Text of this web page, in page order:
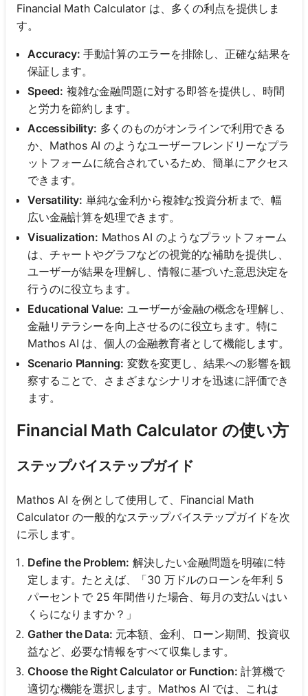
Financial Math Calculator は、多くの利点を提供しま
す。
Accuracy: 手動計算のエラーを排除し、正確な結果を
保証します。
Speed: 複雑な金融問題に対する即答を提供し、時間
と労力を節約します。
Accessibility: 多くのものがオンラインで利用できる
か、Mathos AI のようなユーザーフレンドリーなプラ
ットフォームに統合されているため、簡単にアクセス
できます。
Versatility: 単純な金利から複雑な投資分析まで、幅
広い金融計算を処理できます。
Visualization: Mathos AI のようなプラットフォーム
は、チャートやグラフなどの視覚的な補助を提供し、
ユーザーが結果を理解し、情報に基づいた意思決定を
行うのに役立ちます。
Educational Value: ユーザーが金融の概念を理解し、
金融リテラシーを向上させるのに役立ちます。特に
Mathos AI は、個人の金融教育者として機能します。
Scenario Planning: 変数を変更し、結果への影響を観
察することで、さまざまなシナリオを迅速に評価でき
ます。
Financial Math Calculator の使い方
ステップバイステップガイド
Mathos AI を例として使用して、Financial Math
Calculator の一般的なステップバイステップガイドを次
に示します。
Define the Problem: 解決したい金融問題を明確に特
定します。たとえば、「30 万ドルのローンを年利 5
パーセントで 25 年間借りた場合、毎月の支払いはい
くらになりますか？」
Gather the Data: 元本額、金利、ローン期間、投資収
益など、必要な情報をすべて収集します。
Choose the Right Calculator or Function: 計算機で
適切な機能を選択します。Mathos AI では、これは